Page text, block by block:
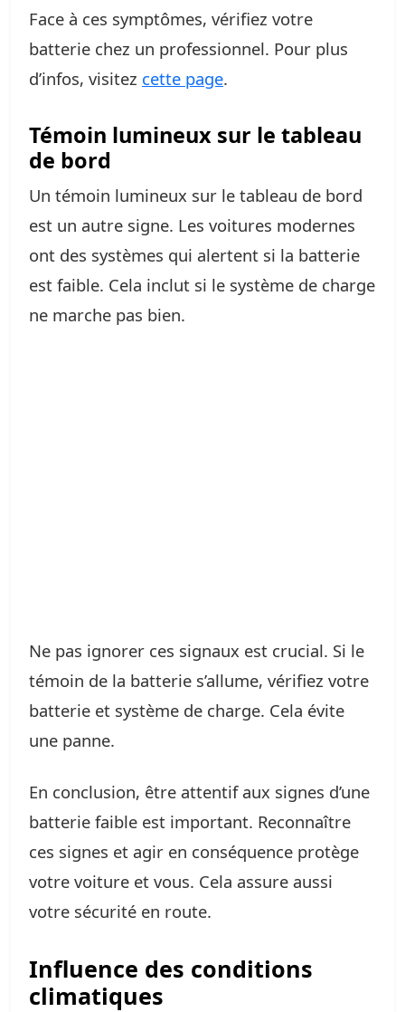
Face à ces symptômes, vérifiez votre
batterie chez un professionnel. Pour plus
d’infos, visitez cette page.
Témoin lumineux sur le tableau
de bord
Un témoin lumineux sur le tableau de bord
est un autre signe. Les voitures modernes
ont des systèmes qui alertent si la batterie
est faible. Cela inclut si le système de charge
ne marche pas bien.
Ne pas ignorer ces signaux est crucial. Si le
témoin de la batterie s’allume, vérifiez votre
batterie et système de charge. Cela évite
une panne.
En conclusion, être attentif aux signes d’une
batterie faible est important. Reconnaître
ces signes et agir en conséquence protège
votre voiture et vous. Cela assure aussi
votre sécurité en route.
Influence des conditions
climatiques